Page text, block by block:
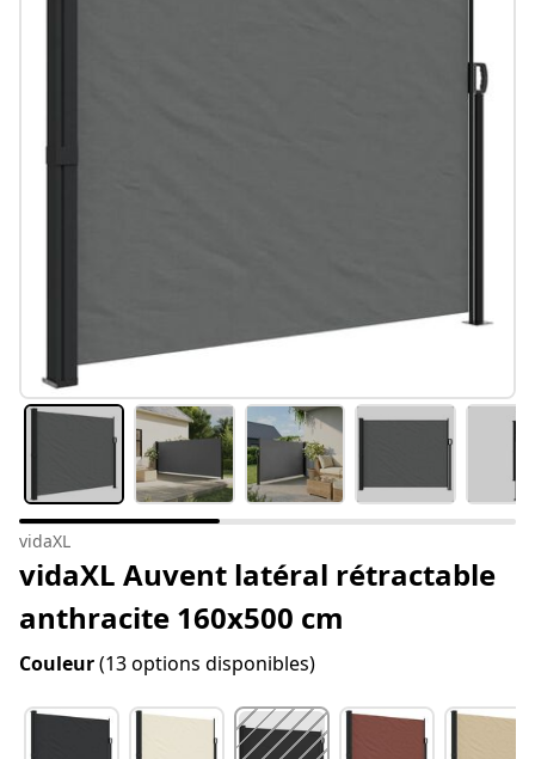
vidaXL
vidaXL Auvent latéral rétractable
anthracite 160x500 cm
Couleur(13 options disponibles)